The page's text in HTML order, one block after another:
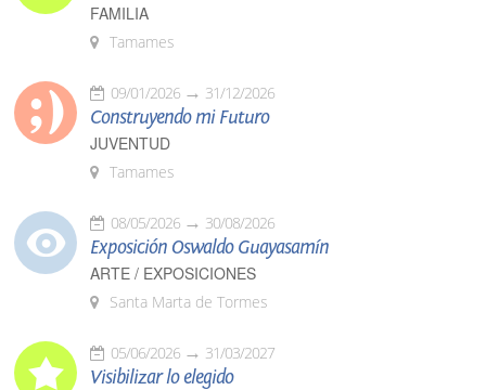
FAMILIA
Tamames
09/01/2026 31/12/2026
Construyendo mi Futuro
JUVENTUD
Tamames
08/05/2026 30/08/2026
Exposición Oswaldo Guayasamín
ARTE / EXPOSICIONES
Santa Marta de Tormes
05/06/2026 31/03/2027
Visibilizar lo elegido